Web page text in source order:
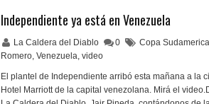
Independiente ya está en Venezuela
La Caldera del Diablo 0 Copa
Romero, Venezuela, video
El plantel de Independiente arribó esta mañana a la
Hotel Marriott de la capital venezolana. Mirá el